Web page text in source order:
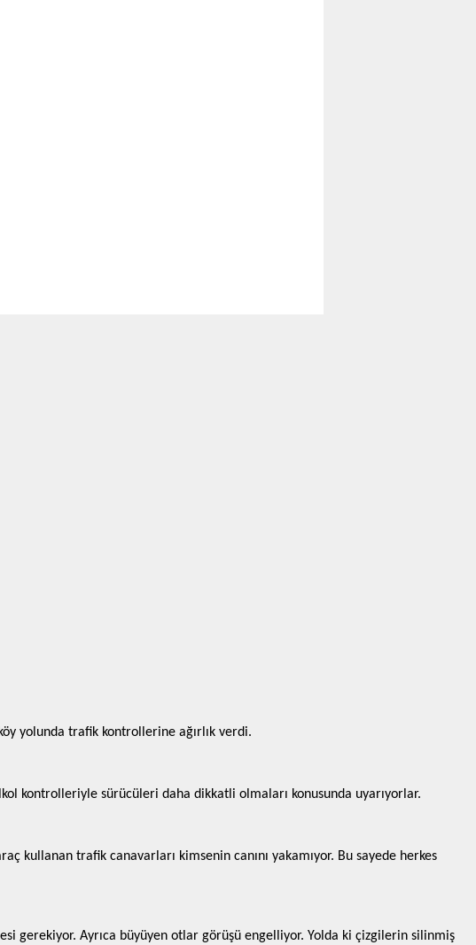
yolunda trafik kontrollerine ağırlık verdi.
kontrolleriyle sürücüleri daha dikkatli olmaları konusunda uyarıyorlar.
kullanan trafik canavarları kimsenin canını yakamıyor. Bu sayede herkes
gerekiyor. Ayrıca büyüyen otlar görüşü engelliyor. Yolda ki çizgilerin silinmiş